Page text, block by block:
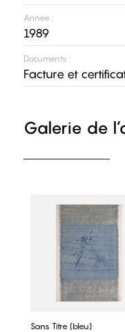
Année :
1989
Documents :
Facture et
Galerie de
Sans Titre (bleu)